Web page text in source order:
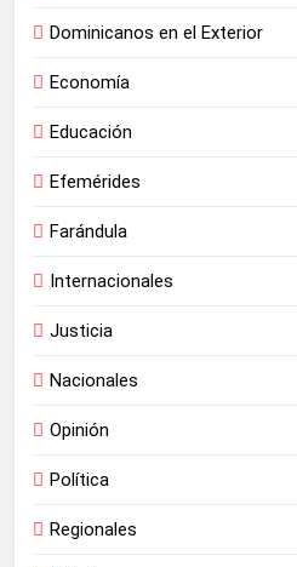
Dominicanos en el Exterior
Economía
Educación
Efemérides
Farándula
Internacionales
Justicia
Nacionales
Opinión
Política
Regionales